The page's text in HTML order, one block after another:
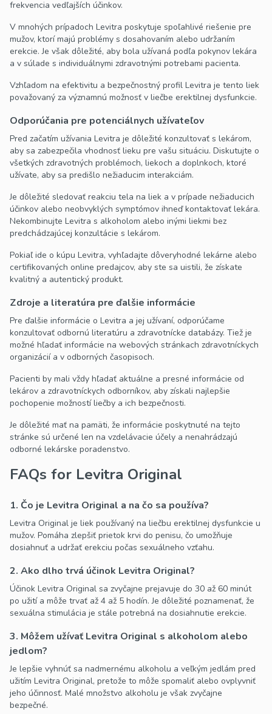
frekvencia vedľajších účinkov.
V mnohých prípadoch Levitra poskytuje spoľahlivé riešenie pre
mužov, ktorí majú problémy s dosahovaním alebo udržaním
erekcie. Je však dôležité, aby bola užívaná podľa pokynov lekára
a v súlade s individuálnymi zdravotnými potrebami pacienta.
Vzhľadom na efektivitu a bezpečnostný profil Levitra je tento liek
považovaný za významnú možnosť v liečbe erektilnej dysfunkcie.
Odporúčania pre potenciálnych užívateľov
Pred začatím užívania Levitra je dôležité konzultovať s lekárom,
aby sa zabezpečila vhodnosť lieku pre vašu situáciu. Diskutujte o
všetkých zdravotných problémoch, liekoch a doplnkoch, ktoré
užívate, aby sa predišlo nežiaducim interakciám.
Je dôležité sledovať reakciu tela na liek a v prípade nežiaducich
účinkov alebo neobvyklých symptómov ihneď kontaktovať lekára.
Nekombinujte Levitra s alkoholom alebo inými liekmi bez
predchádzajúcej konzultácie s lekárom.
Pokiaľ ide o kúpu Levitra, vyhľadajte dôveryhodné lekárne alebo
certifikovaných online predajcov, aby ste sa uistili, že získate
kvalitný a autentický produkt.
Zdroje a literatúra pre ďalšie informácie
Pre ďalšie informácie o Levitra a jej užívaní, odporúčame
konzultovať odbornú literatúru a zdravotnícke databázy. Tiež je
možné hľadať informácie na webových stránkach zdravotníckych
organizácií a v odborných časopisoch.
Pacienti by mali vždy hľadať aktuálne a presné informácie od
lekárov a zdravotníckych odborníkov, aby získali najlepšie
pochopenie možností liečby a ich bezpečnosti.
Je dôležité mať na pamäti, že informácie poskytnuté na tejto
stránke sú určené len na vzdelávacie účely a nenahrádzajú
odborné lekárske poradenstvo.
FAQs for Levitra Original
1. Čo je Levitra Original a na čo sa používa?
Levitra Original je liek používaný na liečbu erektilnej dysfunkcie u
mužov. Pomáha zlepšiť prietok krvi do penisu, čo umožňuje
dosiahnuť a udržať erekciu počas sexuálneho vzťahu.
2. Ako dlho trvá účinok Levitra Original?
Účinok Levitra Original sa zvyčajne prejavuje do 30 až 60 minút
po užití a môže trvať až 4 až 5 hodín. Je dôležité poznamenať, že
sexuálna stimulácia je stále potrebná na dosiahnutie erekcie.
3. Môžem užívať Levitra Original s alkoholom alebo
jedlom?
Je lepšie vyhnúť sa nadmernému alkoholu a veľkým jedlám pred
užitím Levitra Original, pretože to môže spomaliť alebo ovplyvniť
jeho účinnosť. Malé množstvo alkoholu je však zvyčajne
bezpečné.